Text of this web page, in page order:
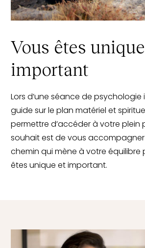
Vous êtes
important
Lors d’une séance de psychologie
guide sur le plan matériel et
permettre d’accéder à votre plein
souhait est de vous accompagner
chemin qui mène à votre équilibre
êtes unique et important.